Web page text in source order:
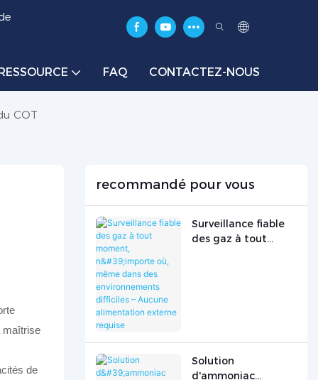
FAQ CONTACTEZ-NOUS
COT
maîtrise
de
recommandé pour vous
Surveillance fiable
des gaz à tout
Solution
d'ammoniac